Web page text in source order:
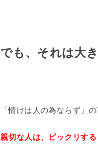
でも、それは大
「情けは人の為ならず」
親切な人は、ビックリす